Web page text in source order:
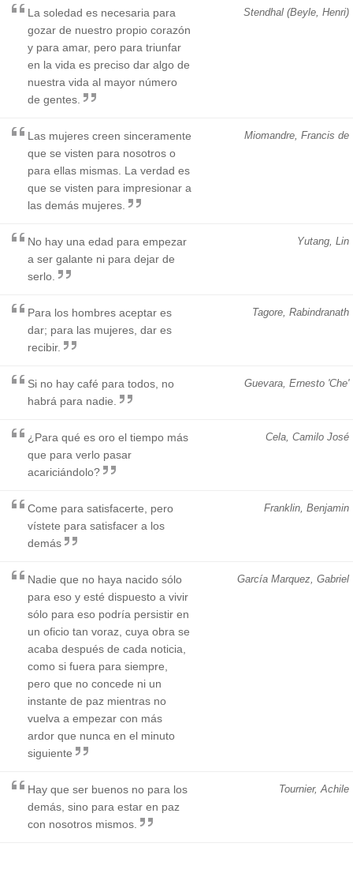
Stendhal (Beyle, Henri)
La soledad es necesaria para
gozar de nuestro propio corazón
y para amar, pero para triunfar
en la vida es preciso dar algo de
nuestra vida al mayor número
de gentes.
Miomandre, Francis de
Las mujeres creen sinceramente
que se visten para nosotros o
para ellas mismas. La verdad es
que se visten para impresionar a
las demás mujeres.
Yutang, Lin
No hay una edad para empezar
a ser galante ni para dejar de
serlo.
Tagore, Rabindranath
Para los hombres aceptar es
dar; para las mujeres, dar es
recibir.
Guevara, Ernesto 'Che'
Si no hay café para todos, no
habrá para nadie.
Cela, Camilo José
¿Para qué es oro el tiempo más
que para verlo pasar
acariciándolo?
Franklin, Benjamin
Come para satisfacerte, pero
vístete para satisfacer a los
demás
García Marquez, Gabriel
Nadie que no haya nacido sólo
para eso y esté dispuesto a vivir
sólo para eso podría persistir en
un oficio tan voraz, cuya obra se
acaba después de cada noticia,
como si fuera para siempre,
pero que no concede ni un
instante de paz mientras no
vuelva a empezar con más
ardor que nunca en el minuto
siguiente
Tournier, Achile
Hay que ser buenos no para los
demás, sino para estar en paz
con nosotros mismos.